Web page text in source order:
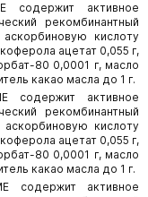
активное
рекомбинантный
кислоту
ацетат 0,055 г,
80 0,0001 г, масло
какао масла до 1 г.
активное
рекомбинантный
кислоту
ацетат 0,055 г,
80 0,0001 г, масло
какао масла до 1 г.
содержит активное